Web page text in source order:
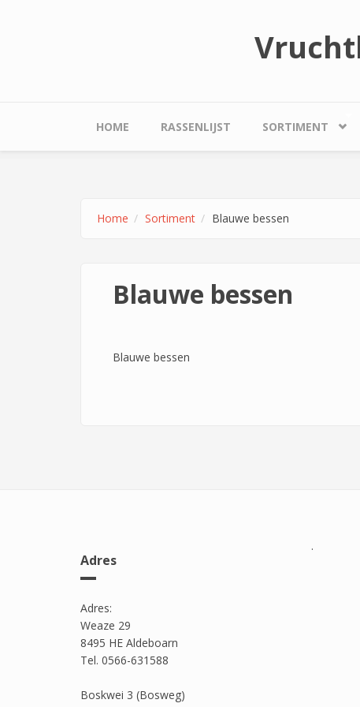
HOME RASSENLIJST SORTIMENT
Home Sortiment Blauwe bessen
Blauwe bessen
Blauwe bessen
Adres
Adres:
Weaze 29
8495 HE Aldeboarn
Tel. 0566-631588
Boskwei 3 (Bosweg)
.